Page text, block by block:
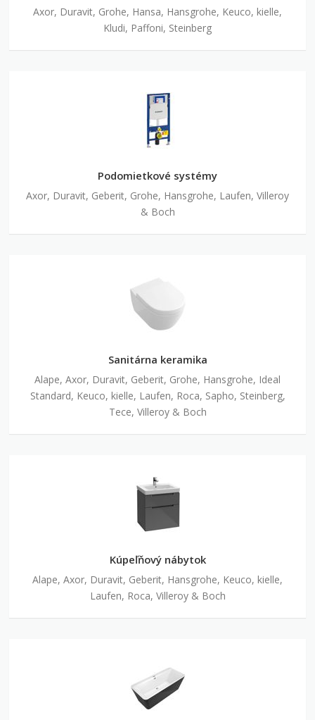
Axor, Duravit, Grohe, Hansa, Hansgrohe, Keuco, kielle,
Kludi, Paffoni, Steinberg
Podomietkové systémy
Axor, Duravit, Geberit, Grohe, Hansgrohe, Laufen, Villeroy
& Boch
Sanitárna keramika
Alape, Axor, Duravit, Geberit, Grohe, Hansgrohe, Ideal
Standard, Keuco, kielle, Laufen, Roca, Sapho, Steinberg,
Tece, Villeroy & Boch
Kúpeľňový nábytok
Alape, Axor, Duravit, Geberit, Hansgrohe, Keuco, kielle,
Laufen, Roca, Villeroy & Boch